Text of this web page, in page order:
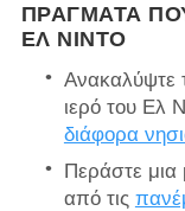
ΠΡΆΓΜΑΤΑ
ΕΛ ΝΊΝΤΟ
Ανακαλύψτε
ιερό του Ελ
διάφορα
Περάστε μια
από τις